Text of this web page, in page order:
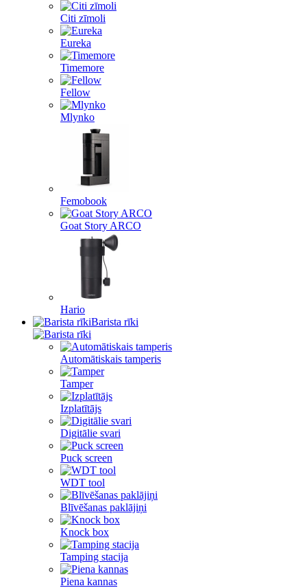
Citi zīmoli
Eureka
Timemore
Fellow
Mlynko
Femobook
Goat Story ARCO
Hario
Barista rīki
Automātiskais tamperis
Tamper
Izplatītājs
Digitālie svari
Puck screen
WDT tool
Blīvēšanas paklājiņi
Knock box
Tamping stacija
Piena kannas